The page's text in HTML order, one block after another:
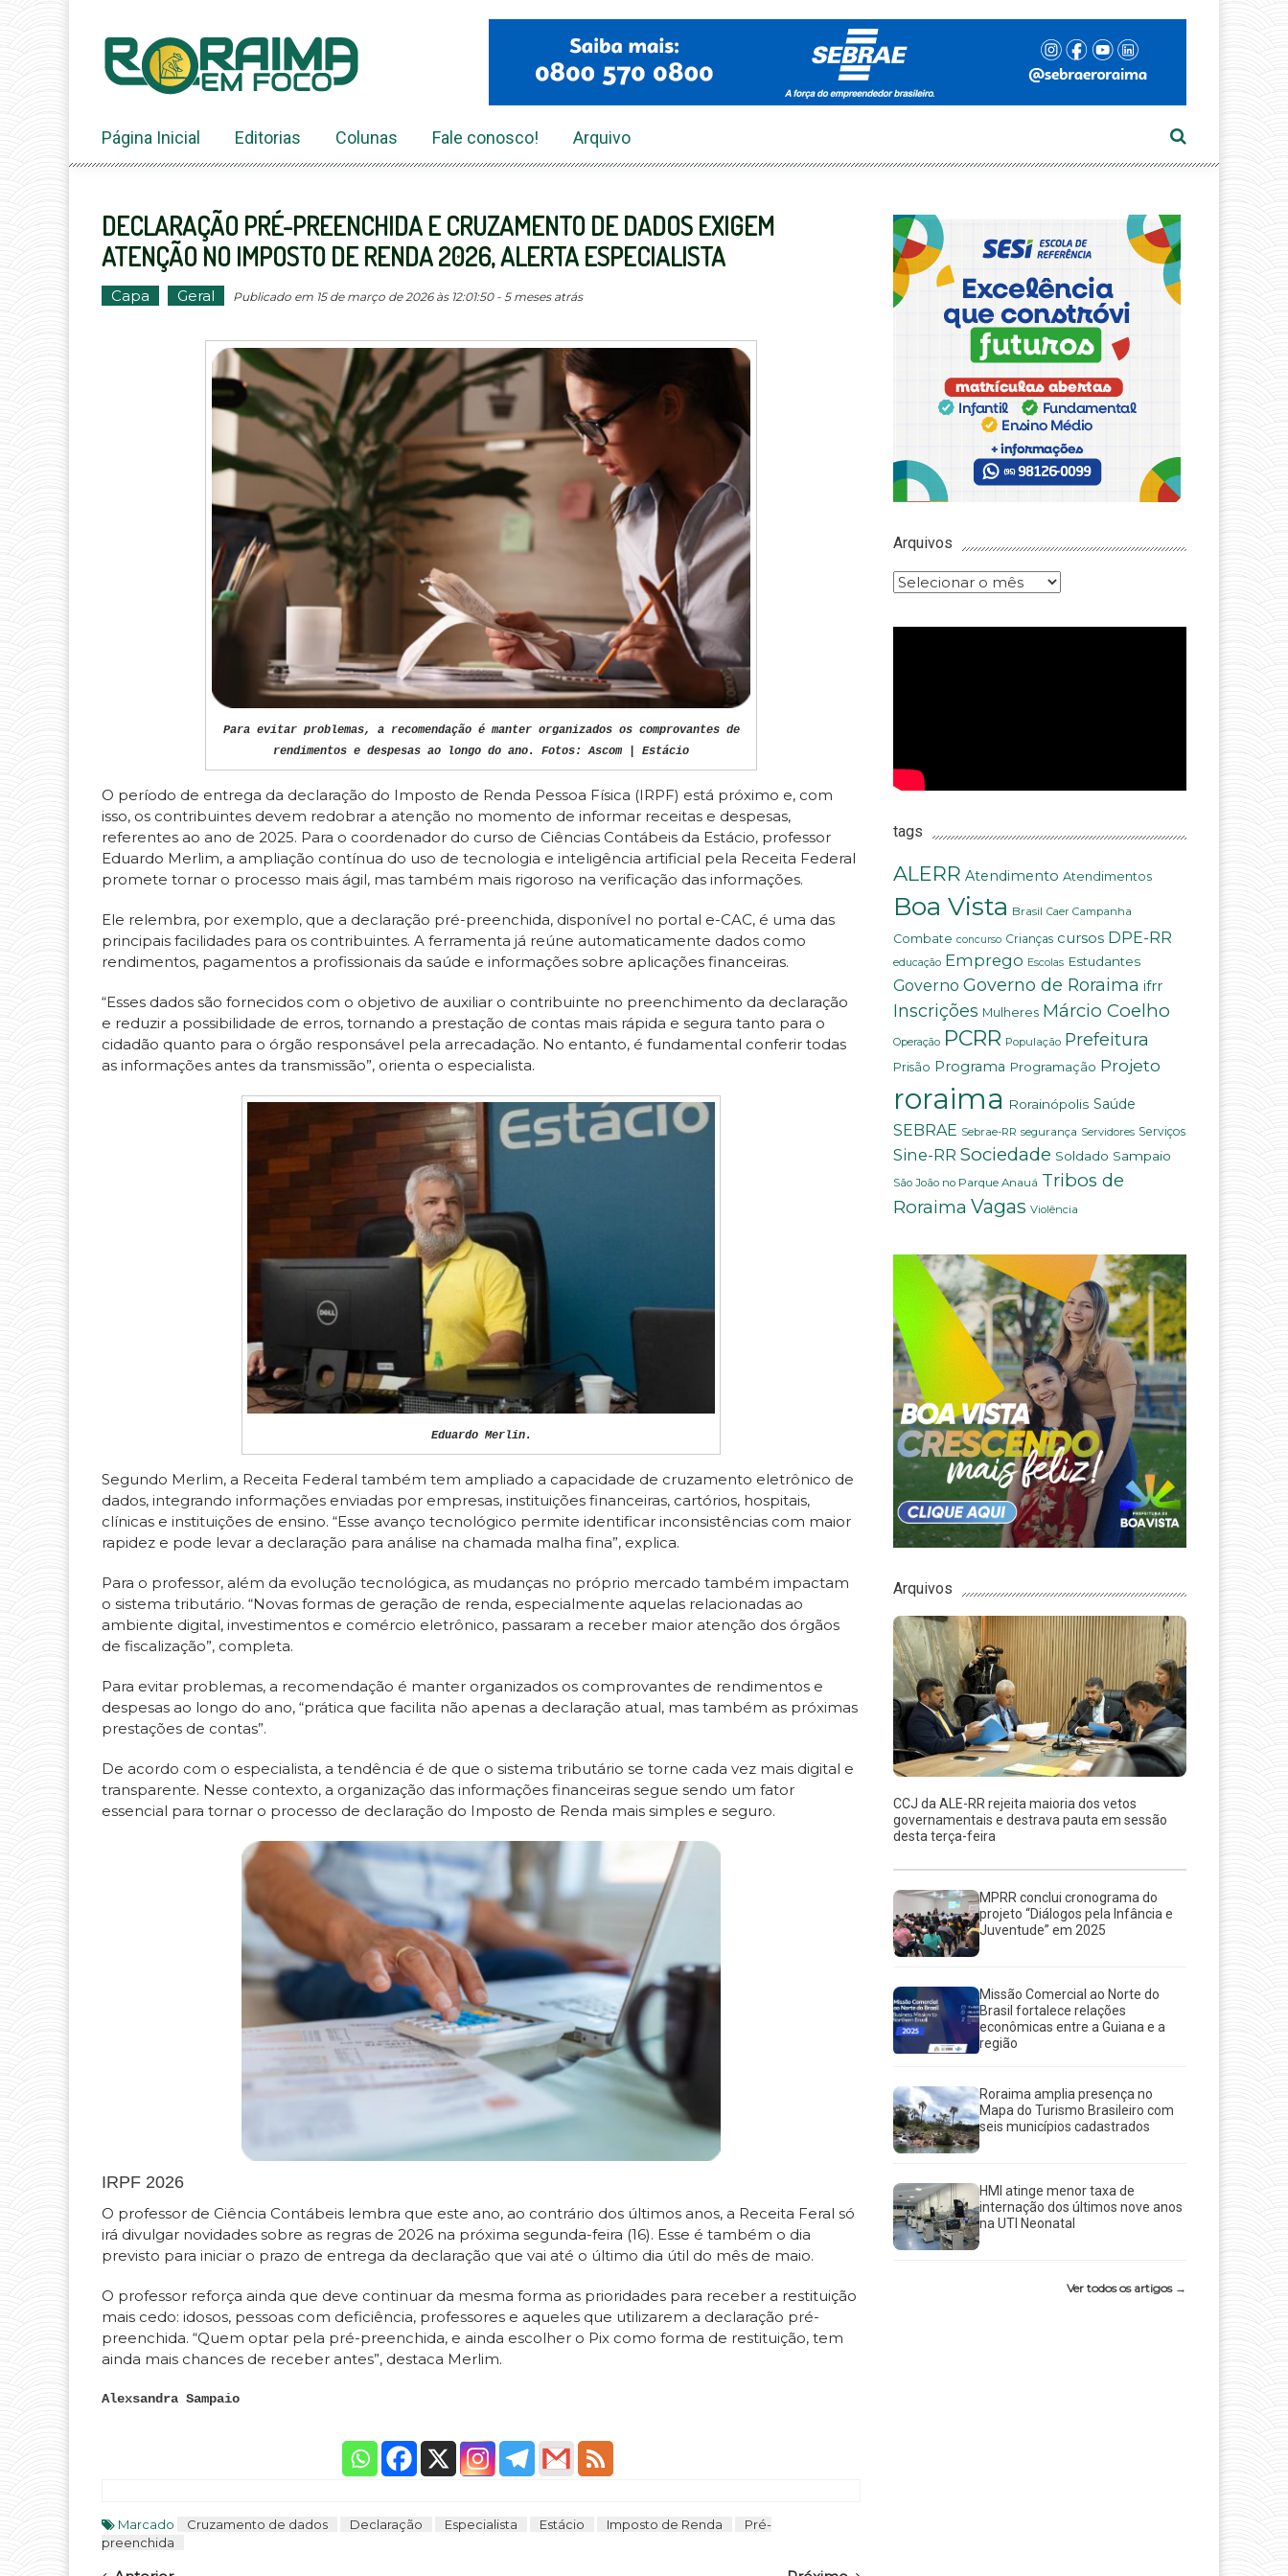
conteúdo
Página Inicial Editorias Colunas Fale conosco! Arquivo
DECLARAÇÃO PRÉ-PREENCHIDA E CRUZAMENTO DE DADOS EXIGEM
ATENÇÃO NO IMPOSTO DE RENDA 2026, ALERTA ESPECIALISTA
Capa Geral Publicado em 15 de março de 2026 às 12:01:50 - 5 meses atrás
Para evitar problemas, a recomendação é manter organizados os comprovantes de
rendimentos e despesas ao longo do ano. Fotos: Ascom | Estácio
O período de entrega da declaração do Imposto de Renda Pessoa Física (IRPF) está próximo e, com
isso, os contribuintes devem redobrar a atenção no momento de informar receitas e despesas,
referentes ao ano de 2025. Para o coordenador do curso de Ciências Contábeis da Estácio, professor
Eduardo Merlim, a ampliação contínua do uso de tecnologia e inteligência artificial pela Receita Federal
promete tornar o processo mais ágil, mas também mais rigoroso na verificação das informações.
Ele relembra, por exemplo, que a declaração pré-preenchida, disponível no portal e-CAC, é uma das
principais facilidades para os contribuintes. A ferramenta já reúne automaticamente dados como
rendimentos, pagamentos a profissionais da saúde e informações sobre aplicações financeiras.
“Esses dados são fornecidos com o objetivo de auxiliar o contribuinte no preenchimento da declaração
e reduzir a possibilidade de erros, tornando a prestação de contas mais rápida e segura tanto para o
cidadão quanto para o órgão responsável pela arrecadação. No entanto, é fundamental conferir todas
as informações antes da transmissão”, orienta o especialista.
Eduardo Merlin.
Segundo Merlim, a Receita Federal também tem ampliado a capacidade de cruzamento eletrônico de
dados, integrando informações enviadas por empresas, instituições financeiras, cartórios, hospitais,
clínicas e instituições de ensino. “Esse avanço tecnológico permite identificar inconsistências com maior
rapidez e pode levar a declaração para análise na chamada malha fina”, explica.
Para o professor, além da evolução tecnológica, as mudanças no próprio mercado também impactam
o sistema tributário. “Novas formas de geração de renda, especialmente aquelas relacionadas ao
ambiente digital, investimentos e comércio eletrônico, passaram a receber maior atenção dos órgãos
de fiscalização”, completa.
Para evitar problemas, a recomendação é manter organizados os comprovantes de rendimentos e
despesas ao longo do ano, “prática que facilita não apenas a declaração atual, mas também as próximas
prestações de contas”.
De acordo com o especialista, a tendência é de que o sistema tributário se torne cada vez mais digital e
transparente. Nesse contexto, a organização das informações financeiras segue sendo um fator
essencial para tornar o processo de declaração do Imposto de Renda mais simples e seguro.
IRPF 2026
O professor de Ciência Contábeis lembra que este ano, ao contrário dos últimos anos, a Receita Feral só
irá divulgar novidades sobre as regras de 2026 na próxima segunda-feira (16). Esse é também o dia
previsto para iniciar o prazo de entrega da declaração que vai até o último dia útil do mês de maio.
O professor reforça ainda que deve continuar da mesma forma as prioridades para receber a restituição
mais cedo: idosos, pessoas com deficiência, professores e aqueles que utilizarem a declaração pré-
preenchida. “Quem optar pela pré-preenchida, e ainda escolher o Pix como forma de restituição, tem
ainda mais chances de receber antes”, destaca Merlim.
Alexsandra Sampaio
Marcado Cruzamento de dados Declaração Especialista Estácio Imposto de Renda
Pré-
preenchida
Arquivos
Arquivos
tags
ALERR Atendimento Atendimentos
Boa Vista Brasil Caer Campanha
Combate concurso Crianças cursos DPE-RR
educação Emprego Escolas Estudantes
Governo Governo de Roraima ifrr
Inscrições Mulheres Márcio Coelho
Operação PCRR População Prefeitura
Prisão Programa Programação Projeto
roraima Rorainópolis Saúde
SEBRAE Sebrae-RR segurança Servidores Serviços
Sine-RR Sociedade Soldado Sampaio
São João no Parque Anauá Tribos de
Roraima Vagas Violência
Arquivos
CCJ da ALE-RR rejeita maioria dos vetos
governamentais e destrava pauta em sessão
desta terça-feira
MPRR conclui cronograma do
projeto “Diálogos pela Infância e
Juventude” em 2025
Missão Comercial ao Norte do
Brasil fortalece relações
econômicas entre a Guiana e a
região
Roraima amplia presença no
Mapa do Turismo Brasileiro com
seis municípios cadastrados
HMI atinge menor taxa de
internação dos últimos nove anos
na UTI Neonatal
Ver todos os artigos →